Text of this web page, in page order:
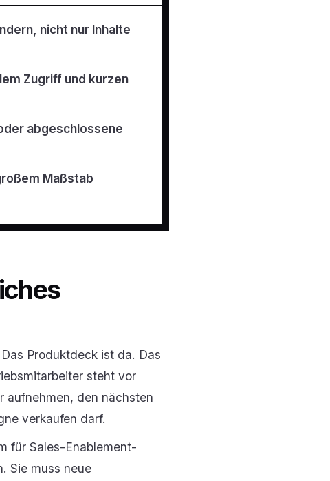
nicht nur Inhalte
Zugriff und kurzen
abgeschlossene
Maßstab
Produktdeck ist da. Das
steht vor
aufnehmen, den nächsten
verkaufen darf.
für Sales-Enablement-
Sie muss neue